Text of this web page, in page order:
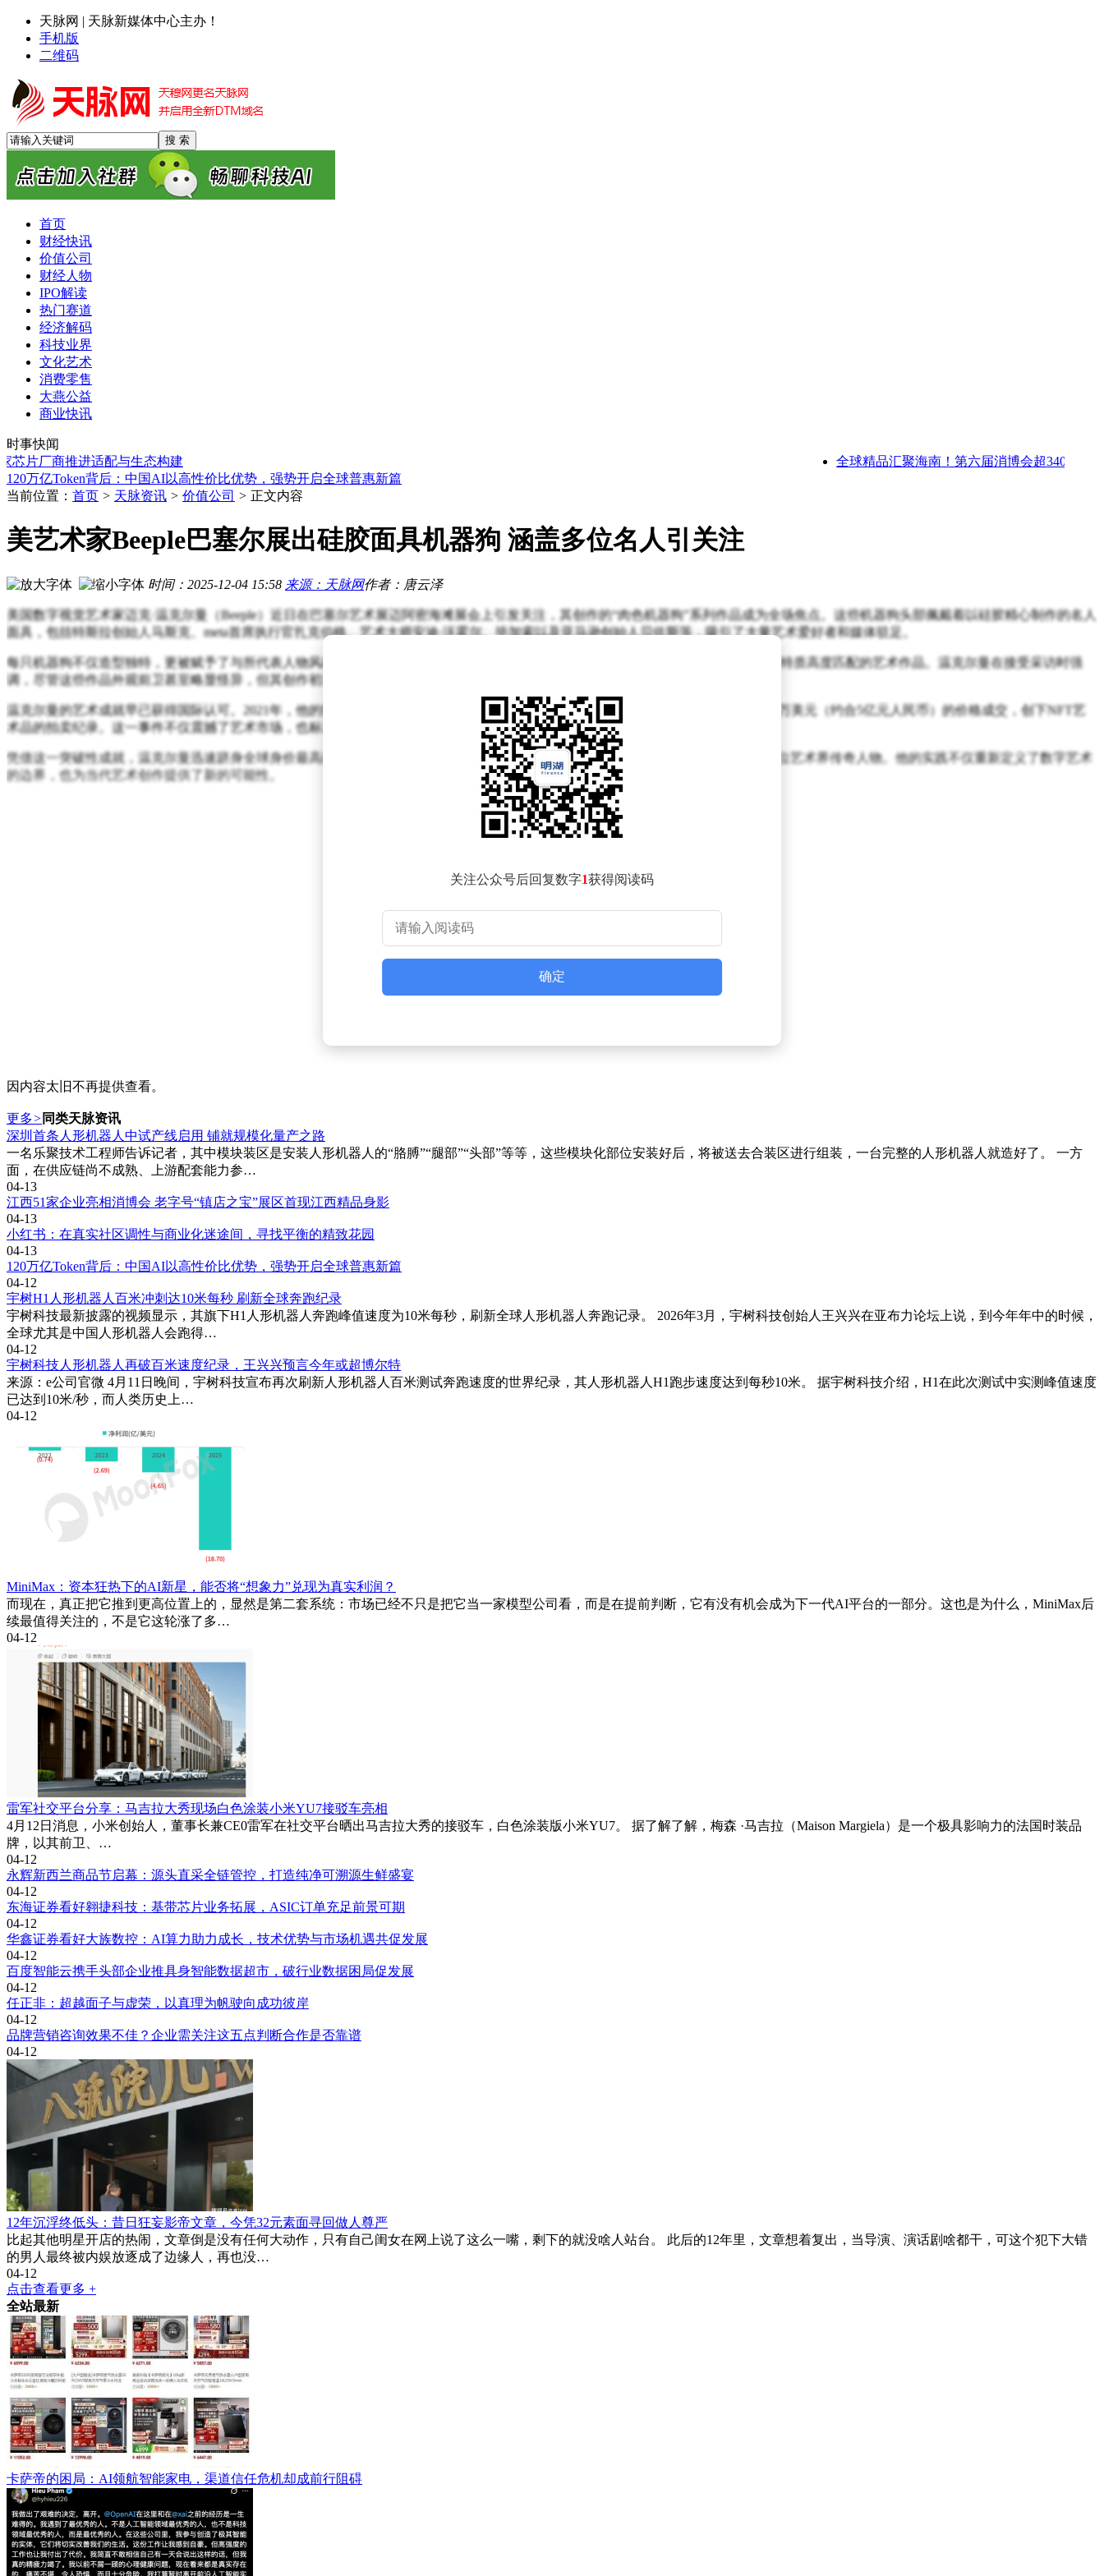
天脉网 | 天脉新媒体中心主办！
手机版
二维码
首页
财经快讯
价值公司
财经人物
IPO解读
热门赛道
经济解码
科技业界
文化艺术
消费零售
大燕公益
商业快讯
时事快闻
厂商推进适配与生态构建
全球精品汇聚海南！第六届消博会超3400个品牌
东海证券看好翱捷科技：基带芯片业务拓展，ASIC订单充足前景可期
江西51家企业亮相消博会 老字号“镇店之宝”展区首现江西精品身影
小红书：在真实社区调性与商业化迷途间，寻找平衡的精致花园
120万亿Token背后：中国AI以高性价比优势，强势开启全球普惠新篇
宇树H1人形机器人百米冲刺达10米每秒 刷新全球奔跑纪录
MiniMax：资本狂热下的AI新星，能否将“想象力”兑现为真实利润？
雷军社交平台分享：马吉拉大秀现场白色涂装小米YU7接驳车亮相
东海证券看好翱捷科技：基带芯片业务拓展，ASIC订单充足前景可期
当前位置： 首页 > 天脉资讯 > 价值公司 > 正文内容
美艺术家Beeple巴塞尔展出硅胶面具机器狗 涵盖多位名人引关注
时间：2025-12-04 15:58 来源：天脉网作者：唐云泽
美国数字视觉艺术家迈克·温克尔曼（Beeple）近日在巴塞尔艺术展迈阿密海滩展会上引发关注，其创作的“肉色机器狗”系列作品成为全场焦点。这些机器狗头部佩戴着以硅胶精心制作的名人
面具，包括特斯拉创始人马斯克、meta首席执行官扎克伯格、艺术大师安迪·沃霍尔、毕加索以及亚马逊创始人贝佐斯等，吸引了大量艺术爱好者和媒体驻足。
每只机器狗不仅造型独特，更被赋予了与所代表人物风格相契合的创作能力。在展会现场，这些机器狗通过拍摄和“创作”，生成与名人特质高度匹配的艺术作品。温克尔曼在接受采访时强
调，尽管这些作品外观前卫甚至略显怪异，但其创作初衷并非对名人进行调侃或冒犯，而是通过科技与艺术的结合探索新的表达形式。
温克尔曼的艺术成就早已获得国际认可。2021年，他的数字作品《每一天：前5000天》以NFT形式在佳士得拍卖行亮相，最终以6934.6万美元（约合5亿元人民币）的价格成交，创下NFT艺
术品的拍卖纪录。这一事件不仅震撼了艺术市场，也标志着数字艺术正式进入主流收藏领域。
凭借这一突破性成就，温克尔曼迅速跻身全球身价最高的在世艺术家行列。目前，其作品的市场价值仅次于杰夫·昆斯和大卫·霍克尼两位艺术界传奇人物。他的实践不仅重新定义了数字艺术
的边界，也为当代艺术创作提供了新的可能性。
关注公众号后回复数字1获得阅读码
确定
因内容太旧不再提供查看。
更多> 同类天脉资讯
深圳首条人形机器人中试产线启用 铺就规模化量产之路
一名乐聚技术工程师告诉记者，其中模块装区是安装人形机器人的“胳膊”“腿部”“头部”等等，这些模块化部位安装好后，将被送去合装区进行组装，一台完整的人形机器人就造好了。 一方
面，在供应链尚不成熟、上游配套能力参…
04-13
江西51家企业亮相消博会 老字号“镇店之宝”展区首现江西精品身影
04-13
小红书：在真实社区调性与商业化迷途间，寻找平衡的精致花园
04-13
120万亿Token背后：中国AI以高性价比优势，强势开启全球普惠新篇
04-12
宇树H1人形机器人百米冲刺达10米每秒 刷新全球奔跑纪录
宇树科技最新披露的视频显示，其旗下H1人形机器人奔跑峰值速度为10米每秒，刷新全球人形机器人奔跑记录。 2026年3月，宇树科技创始人王兴兴在亚布力论坛上说，到今年年中的时候，
全球尤其是中国人形机器人会跑得…
04-12
宇树科技人形机器人再破百米速度纪录，王兴兴预言今年或超博尔特
来源：e公司官微 4月11日晚间，宇树科技宣布再次刷新人形机器人百米测试奔跑速度的世界纪录，其人形机器人H1跑步速度达到每秒10米。 据宇树科技介绍，H1在此次测试中实测峰值速度
已达到10米/秒，而人类历史上…
04-12
MiniMax：资本狂热下的AI新星，能否将“想象力”兑现为真实利润？
而现在，真正把它推到更高位置上的，显然是第二套系统：市场已经不只是把它当一家模型公司看，而是在提前判断，它有没有机会成为下一代AI平台的一部分。这也是为什么，MiniMax后
续最值得关注的，不是它这轮涨了多…
04-12
雷军社交平台分享：马吉拉大秀现场白色涂装小米YU7接驳车亮相
4月12日消息，小米创始人，董事长兼CE0雷军在社交平台晒出马吉拉大秀的接驳车，白色涂装版小米YU7。 据了解了解，梅森 ·马吉拉（Maison Margiela）是一个极具影响力的法国时装品
牌，以其前卫、…
04-12
永辉新西兰商品节启幕：源头直采全链管控，打造纯净可溯源生鲜盛宴
04-12
东海证券看好翱捷科技：基带芯片业务拓展，ASIC订单充足前景可期
04-12
华鑫证券看好大族数控：AI算力助力成长，技术优势与市场机遇共促发展
04-12
百度智能云携手头部企业推具身智能数据超市，破行业数据困局促发展
04-12
任正非：超越面子与虚荣，以真理为帆驶向成功彼岸
04-12
品牌营销咨询效果不佳？企业需关注这五点判断合作是否靠谱
04-12
12年沉浮终低头：昔日狂妄影帝文章，今凭32元素面寻回做人尊严
比起其他明星开店的热闹，文章倒是没有任何大动作，只有自己闺女在网上说了这么一嘴，剩下的就没啥人站台。 此后的12年里，文章想着复出，当导演、演话剧啥都干，可这个犯下大错
的男人最终被内娱放逐成了边缘人，再也没…
04-12
点击查看更多 +
全站最新
卡萨帝的困局：AI领航智能家电，渠道信任危机却成前行阻碍